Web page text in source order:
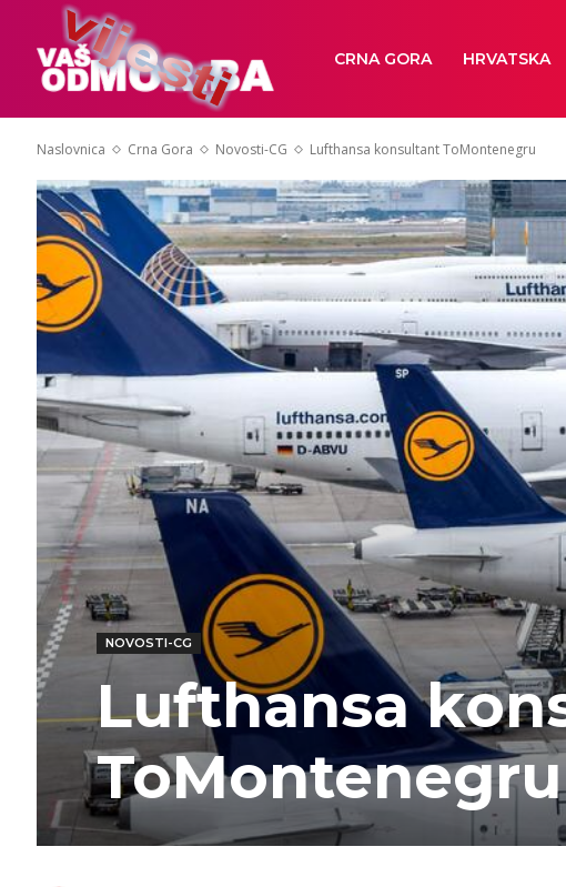
CRNA GORA HRVATSKA
Naslovnica Crna Gora Novosti-CG Lufthansa konsultant ToMontenegru
NOVOSTI-CG
Lufthansa
ToMontenegru